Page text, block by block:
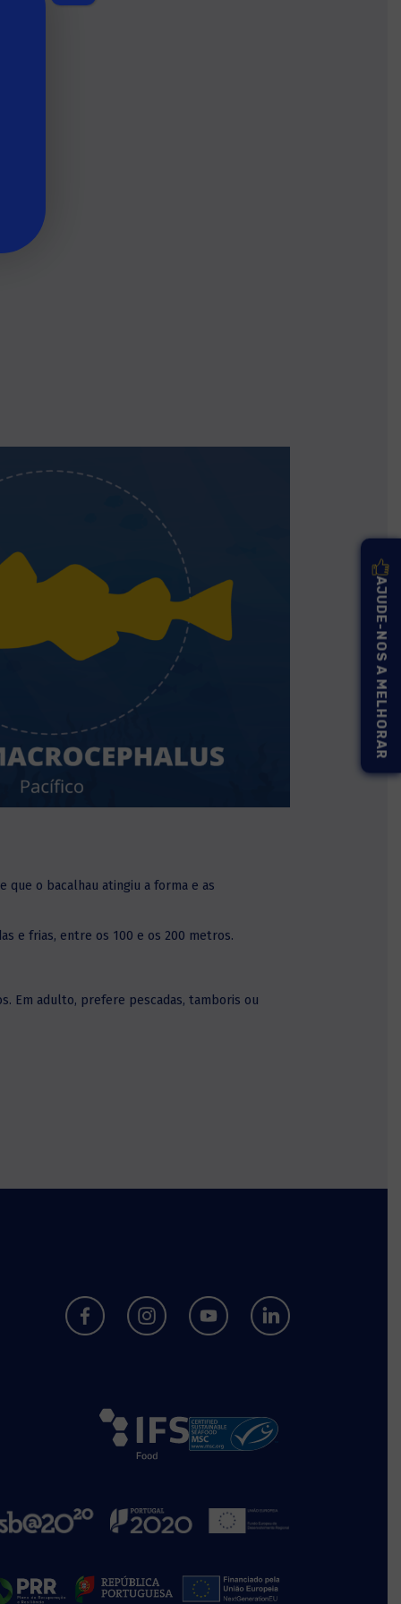
que o bacalhau atingiu a forma e as
e frias, entre os 100 e os 200 metros.
Em adulto, prefere pescadas, tamboris ou
AJUDE-NOS A MELHORAR